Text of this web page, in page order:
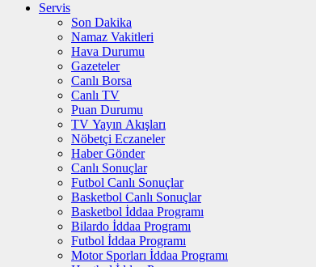
Servis
Son Dakika
Namaz Vakitleri
Hava Durumu
Gazeteler
Canlı Borsa
Canlı TV
Puan Durumu
TV Yayın Akışları
Nöbetçi Eczaneler
Haber Gönder
Canlı Sonuçlar
Futbol Canlı Sonuçlar
Basketbol Canlı Sonuçlar
Basketbol İddaa Programı
Bilardo İddaa Programı
Futbol İddaa Programı
Motor Sporları İddaa Programı